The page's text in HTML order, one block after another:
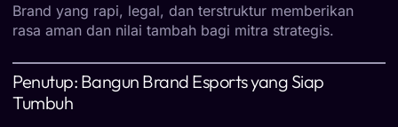
Brand yang rapi, legal, dan terstruktur memberikan
rasa aman dan nilai tambah bagi mitra strategis.
Penutup: Bangun Brand Esports yang Siap
Tumbuh